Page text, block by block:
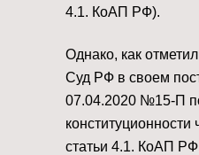
4.1. КоАП РФ).
Однако, как
Суд РФ в своем
07.04.2020 №15-П
конституционности
статьи 4.1. КоАП